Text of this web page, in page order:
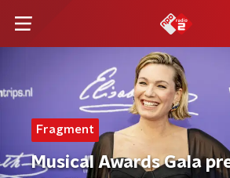
Fragment
Musical Awards Gala